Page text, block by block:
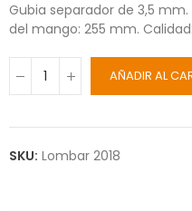
Gubia separador de 3,5 mm.
del mango: 255 mm. Calidad:
AÑADIR AL
SKU: Lombar 2018